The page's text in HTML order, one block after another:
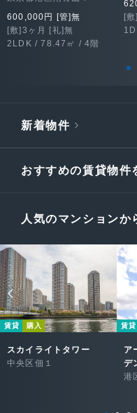
600,000円 [管]無
[敷]3ヶ月 [礼]無
2LDK / 78.47㎡ / 4階
[
新着物件
おすすめの賃貸物件
人気のマンションか
賃貸 購入
スカイライトタワー
中央区佃１
賃貸
ア
デ
港